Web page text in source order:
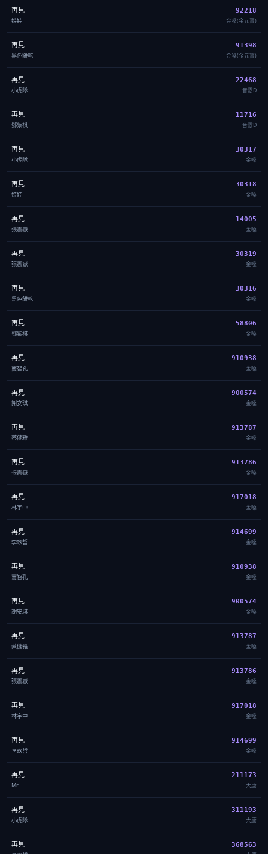
再見
娃娃
92218
金嗓(金元寶)
再見
黑色餅乾
91398
金嗓(金元寶)
再見
小虎隊
22468
音霸D
再見
鄧紫棋
11716
音霸D
再見
小虎隊
30317
金嗓
再見
娃娃
30318
金嗓
再見
張震嶽
14005
金嗓
再見
張震嶽
30319
金嗓
再見
黑色餅乾
30316
金嗓
再見
鄧紫棋
58806
金嗓
再見
竇智孔
910938
金嗓
再見
謝安琪
900574
金嗓
再見
蔡健雅
913787
金嗓
再見
張震嶽
913786
金嗓
再見
林宇中
917018
金嗓
再見
李玖哲
914699
金嗓
再見
竇智孔
910938
金嗓
再見
謝安琪
900574
金嗓
再見
蔡健雅
913787
金嗓
再見
張震嶽
913786
金嗓
再見
林宇中
917018
金嗓
再見
李玖哲
914699
金嗓
再見
Mr.
211173
大唐
再見
小虎隊
311193
大唐
再見 368563